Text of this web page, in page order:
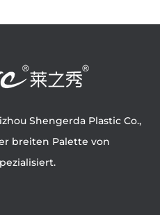
Shengerda Plastic Co.,
breiten Palette von